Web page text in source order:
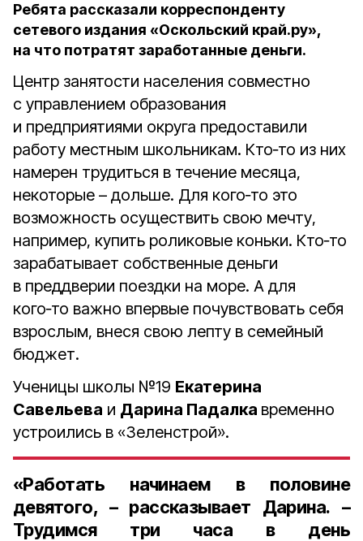
Ребята рассказали корреспонденту
сетевого издания «Оскольский край.ру»,
на что потратят заработанные деньги.
Центр занятости населения совместно
с управлением образования
и предприятиями округа предоставили
работу местным школьникам. Кто‑то из них
намерен трудиться в течение месяца,
некоторые – дольше. Для кого‑то это
возможность осуществить свою мечту,
например, купить роликовые коньки. Кто‑то
зарабатывает собственные деньги
в преддверии поездки на море. А для
кого‑то важно впервые почувствовать себя
взрослым, внеся свою лепту в семейный
бюджет.
Ученицы школы №19 Екатерина
Савельева и Дарина Падалка временно
устроились в «Зеленстрой».
«Работать начинаем в половине
девятого, – рассказывает Дарина. –
Трудимся три часа в день